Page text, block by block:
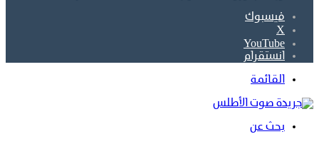
فيسبوك
‫X
‫YouTube
انستقرام
القائمة
بحث عن